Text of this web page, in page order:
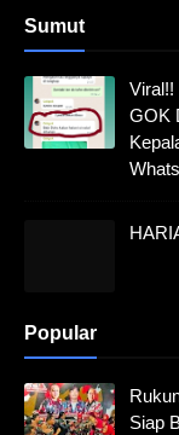
Sumut
GOK
Popular
Siap